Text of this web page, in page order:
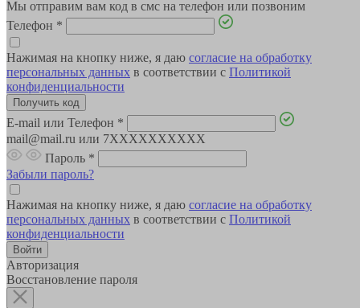
Мы отправим вам код в смс на телефон или позвоним
Телефон *
Нажимая на кнопку ниже, я даю согласие на обработку
персональных данных в соответствии с Политикой
конфиденциальности
E-mail или Телефон *
mail@mail.ru или 7XXXXXXXXXX
Пароль *
Забыли пароль?
Нажимая на кнопку ниже, я даю согласие на обработку
персональных данных в соответствии с Политикой
конфиденциальности
Авторизация
Восстановление пароля